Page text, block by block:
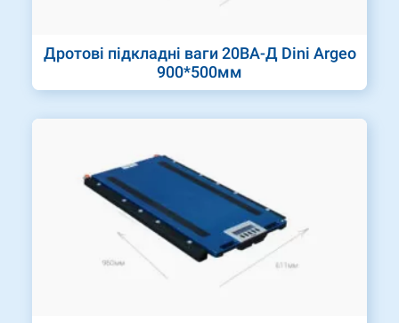
Дротові підкладні ваги 20ВА-Д Dini Argeo
900*500мм